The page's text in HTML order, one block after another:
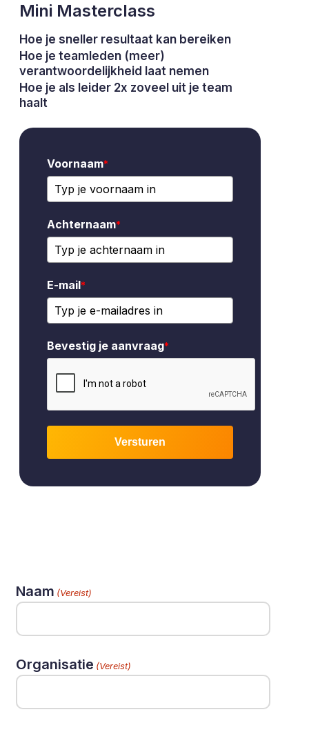
Mini Masterclass
Hoe je sneller resultaat kan bereiken
Hoe je teamleden (meer)
verantwoordelijkheid laat nemen
Hoe je als leider 2x zoveel uit je team
haalt
Voornaam*
Achternaam*
E-mail*
Bevestig je aanvraag*
Versturen
Naam (Vereist)
Organisatie (Vereist)